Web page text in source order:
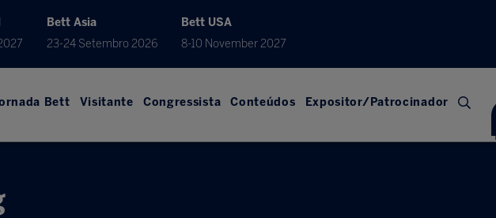
Bett Asia
23-24 Setembro 2026
Bett USA
8-10 November 2027
Bett Visitante Congressista Conteúdos Expositor/Patrocinador